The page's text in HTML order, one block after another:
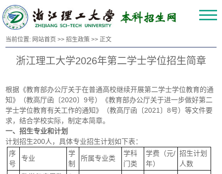
当前位置: 网站首页 >>招生政策 >> 正文
浙江理工大学2026年第二学士学位招生简章
根据《教育部办公厅关于在普通高校继续开展第二学士学位教育的通
知》（教高厅函〔2020〕9号）《教育部办公厅关于进一步做好第二
学士学位教育有关工作的通知》（教高厅函〔2021〕8号）等文件要
求，结合学校实际，制定本简章。
一、招生专业和计划
计划招生200人，具体专业招生计划如下表：
序
号
专业
学
制
所属专业类
学科
门类
学费（元/
年）
招生计划
人数